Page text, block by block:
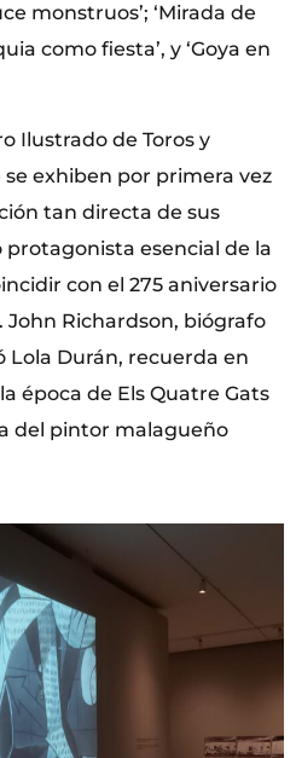
monstruos’; ‘Mirada de
como fiesta’, y ‘Goya en
Ilustrado de Toros y
se exhiben por primera vez
tan directa de sus
esencial de la
con el 275 aniversario
John Richardson, biógrafo
Lola Durán, recuerda en
época de Els Quatre Gats
del pintor malagueño